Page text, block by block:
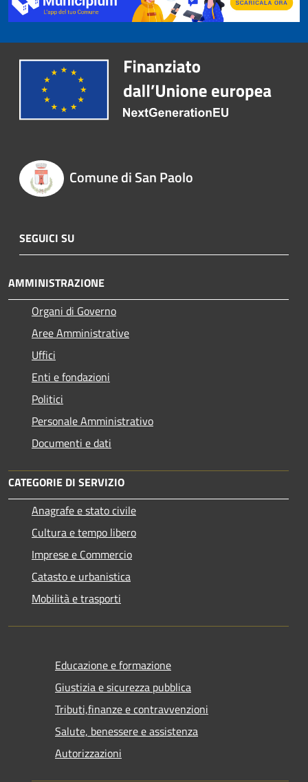
Comune di San Paolo
SEGUICI SU
AMMINISTRAZIONE
Organi di Governo
Aree Amministrative
Uffici
Enti e fondazioni
Politici
Personale Amministrativo
Documenti e dati
CATEGORIE DI SERVIZIO
Anagrafe e stato civile
Cultura e tempo libero
Imprese e Commercio
Catasto e urbanistica
Mobilità e trasporti
Educazione e formazione
Giustizia e sicurezza pubblica
Tributi,finanze e contravvenzioni
Salute, benessere e assistenza
Autorizzazioni